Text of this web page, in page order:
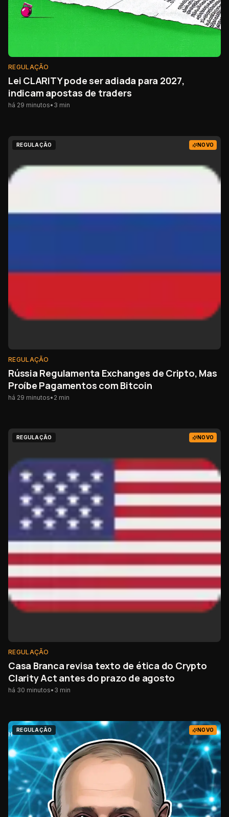
REGULAÇÃO
Lei CLARITY pode ser adiada para 2027,
indicam apostas de traders
há 29 minutos• 3 min
REGULAÇÃO NOVO
REGULAÇÃO
Rússia Regulamenta Exchanges de Cripto, Mas
Proíbe Pagamentos com Bitcoin
há 29 minutos• 2 min
REGULAÇÃO NOVO
REGULAÇÃO
Casa Branca revisa texto de ética do Crypto
Clarity Act antes do prazo de agosto
há 30 minutos• 3 min
REGULAÇÃO NOVO